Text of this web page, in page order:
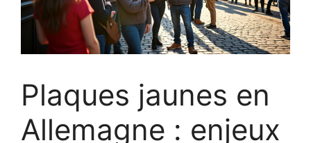
Plaques jaunes en
Allemagne : enjeux